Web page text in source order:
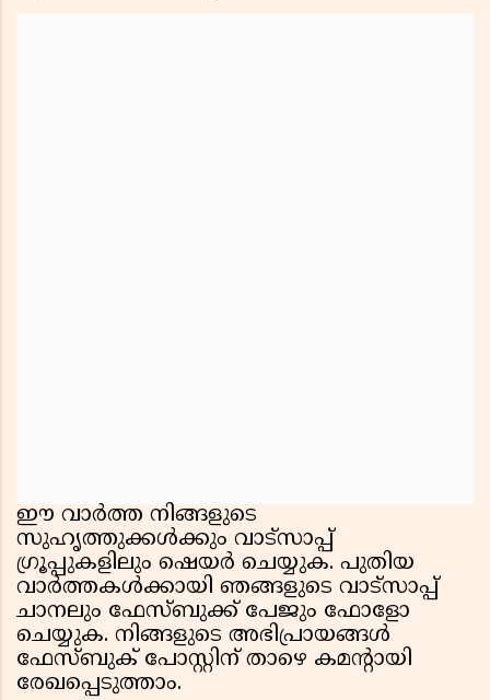
ഈ വാർത്ത നിങ്ങളുടെ
സുഹൃത്തുക്കൾക്കും വാട്സാപ്പ്
ഗ്രൂപ്പുകളിലും ഷെയർ ചെയ്യുക. പുതിയ
വാർത്തകൾക്കായി ഞങ്ങളുടെ വാട്സാപ്പ്
ചാനലും ഫേസ്ബുക്ക് പേജും ഫോളോ
ചെയ്യുക. നിങ്ങളുടെ അഭിപ്രായങ്ങൾ
ഫേസ്ബുക് പോസ്റ്റിന് താഴെ കമൻ്റായി
രേഖപ്പെടുത്താം.